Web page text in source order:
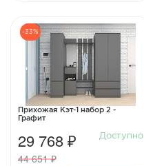
-33%
Прихожая Кэт-1 набор 2 -
Графит
29 768 ₽
44 651 ₽
Доступно